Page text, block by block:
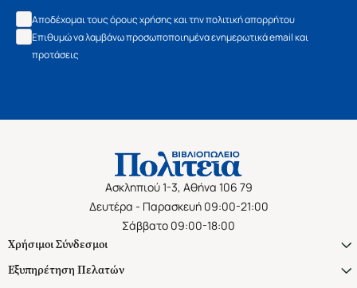
Αποδέχομαι τους όρους χρήσης και την πολιτική απορρήτου
Επιθυμώ να λαμβάνω προσωποποιημένα ενημερωτικά email και
προτάσεις
Ασκληπιού 1-3, Αθήνα 106 79
Δευτέρα - Παρασκευή 09:00-21:00
Σάββατο 09:00-18:00
Χρήσιμοι Σύνδεσμοι
Εξυπηρέτηση Πελατών